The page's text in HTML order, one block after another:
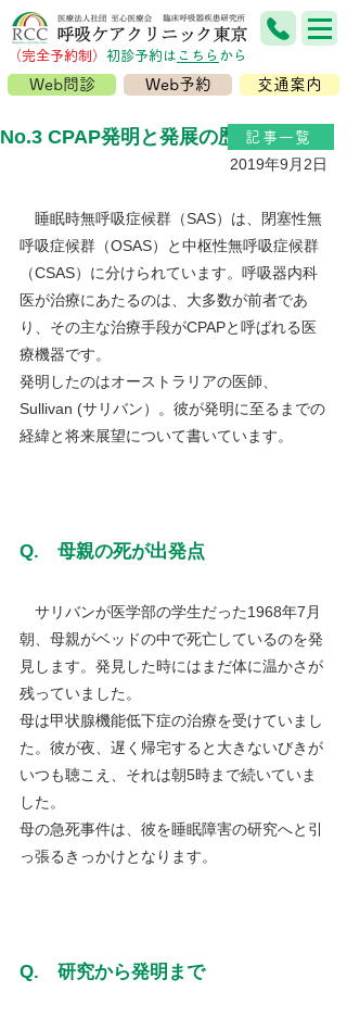
（完全予約制） ​初診予約は こちら から
Web問診 Web予約 交通案内
No.3 CPAP発明と発展の歴史
2019年9月2日
睡眠時無呼吸症候群（SAS）は、閉塞性無
呼吸症候群（OSAS）と中枢性無呼吸症候群
（CSAS）に分けられています。呼吸器内科
医が治療にあたるのは、大多数が前者であ
り、その主な治療手段がCPAPと呼ばれる医
療機器です。
発明したのはオーストラリアの医師、
Sullivan (サリバン）。彼が発明に至るまでの
経緯と将来展望について書いています。
Q.　母親の死が出発点
サリバンが医学部の学生だった1968年7月
朝、母親がベッドの中で死亡しているのを発
見します。発見した時にはまだ体に温かさが
残っていました。
母は甲状腺機能低下症の治療を受けていまし
た。彼が夜、遅く帰宅すると大きないびきが
いつも聴こえ、それは朝5時まで続いていま
した。
母の急死事件は、彼を睡眠障害の研究へと引
っ張るきっかけとなります。
Q.　研究から発明まで
記事一覧